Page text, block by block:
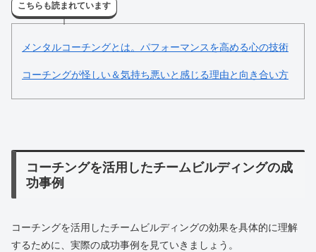
こちらも読まれています
メンタルコーチングとは。パフォーマンスを高める心の技術
コーチングが怪しい＆気持ち悪いと感じる理由と向き合い方
コーチングを活用したチームビルディングの成
功事例
コーチングを活用したチームビルディングの効果を具体的に理解
するために、実際の成功事例を見ていきましょう。